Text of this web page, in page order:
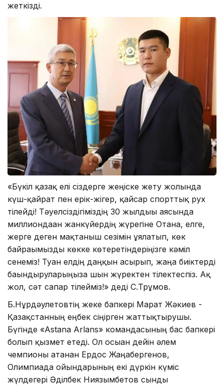
жеткізді.
«Бүкіл қазақ елі сіздерге жеңіске жету жолында
күш-қайрат пен ерік-жігер, қайсар спорттық рух
тілейді! Тәуелсіздігіміздің 30 жылдығы аясында
миллиондаған жанкүйердің жүрегіне Отанға, елге,
жерге деген мақтаныш сезімін ұялатып, көк
байрағымызды көкке көтеретіндеріңізге кәміл
сенеміз! Туған елдің даңқын асырып, жаңа биіктерді
бағындыруларыңызға шын жүректен тілектеспіз. Ақ
жол, сәт сапар тілейміз!» деді С.Трұмов.
Б.Нұрдәулетовтің жеке бапкері Марат Жәкиев -
Қазақстанның еңбек сіңірген жаттықтырушы.
Бүгінде «Astana Arlans» командасының бас бапкері
болып қызмет етеді. Ол осыған дейін әлем
чемпионы атанған Ердос Жаңабергенов,
Олимпиада ойындарының екі дүркін күміс
жүлдегері Әділбек Ниязымбетов сынды